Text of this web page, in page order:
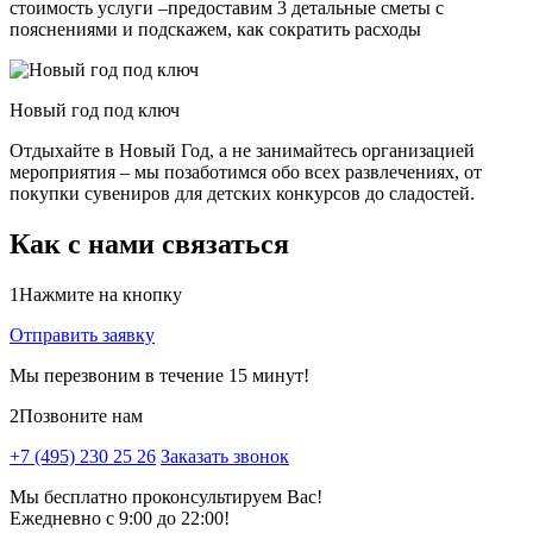
стоимость услуги –предоставим 3 детальные сметы с
пояснениями и подскажем, как сократить расходы
Новый год под ключ
Отдыхайте в Новый Год, а не занимайтесь организацией
мероприятия – мы позаботимся обо всех развлечениях, от
покупки сувениров для детских конкурсов до сладостей.
Как с нами связаться
1Нажмите на кнопку
Отправить заявку
Мы перезвоним в течение 15 минут!
2Позвоните нам
+7 (495) 230 25 26 Заказать звонок
Мы бесплатно проконсультируем Вас!
Ежедневно с 9:00 до 22:00!